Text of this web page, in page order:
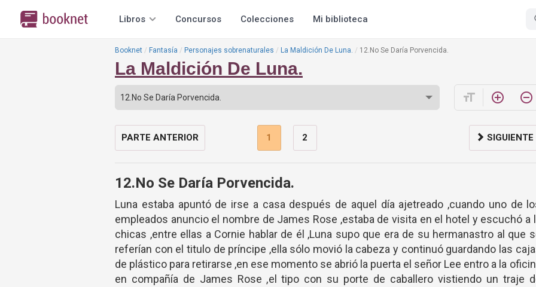
Libros Concursos Colecciones Mi biblioteca
Booknet Fantasía Personajes sobrenaturales La Maldición De Luna. 12.No Se Daría Porvencida.
La Maldición De Luna.
format_size add_circle_outline remove_circle_outline
PARTE ANTERIOR 1 2 SIGUIENTE
12.No Se Daría Porvencida.
Luna estaba apuntó de irse a casa después de aquel día ajetreado ,cuando uno de
empleados anuncio el nombre de James Rose ,estaba de visita en el hotel y escuchó a
chicas ,entre ellas a Cornie hablar de él ,Luna supo que era de su hermanastro al que
referían con el titulo de príncipe ,ella sólo movió la cabeza y continuó guardando las
de plástico para retirarse ,en ese momento se abrió la puerta el señor Lee entro a la
en compañía de James Rose ,el tipo con su porte de caballero vistiendo un traje